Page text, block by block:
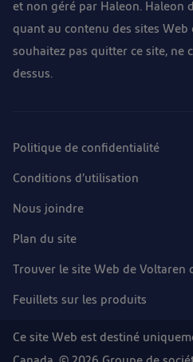
et non géré par Haleon. Haleon
quant au contenu des sites Web
souhaitez pas quitter ce site, ne
dessus.
Politique de confidentialité
Conditions d’utilisation
Nous joindre
Plan du site
Trouver le site Web de Voltaren
Feuillets sur les produits
Ce site Web est destiné